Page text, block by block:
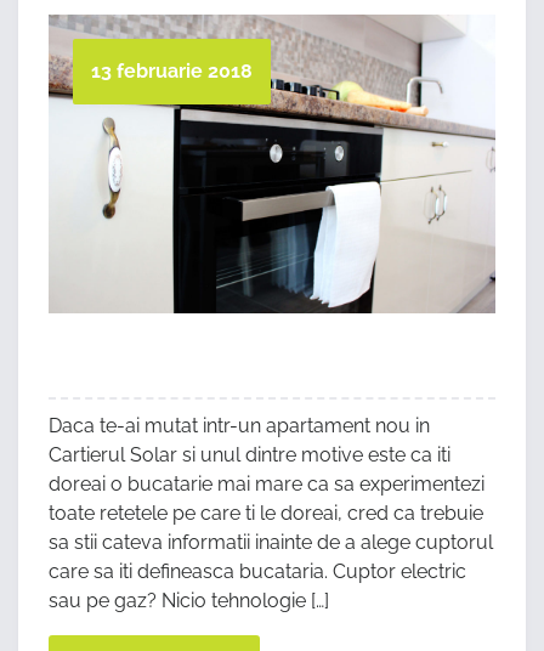
13 februarie 2018
Daca te-ai mutat intr-un apartament nou in
Cartierul Solar si unul dintre motive este ca iti
doreai o bucatarie mai mare ca sa experimentezi
toate retetele pe care ti le doreai, cred ca trebuie
sa stii cateva informatii inainte de a alege cuptorul
care sa iti defineasca bucataria. Cuptor electric
sau pe gaz? Nicio tehnologie […]